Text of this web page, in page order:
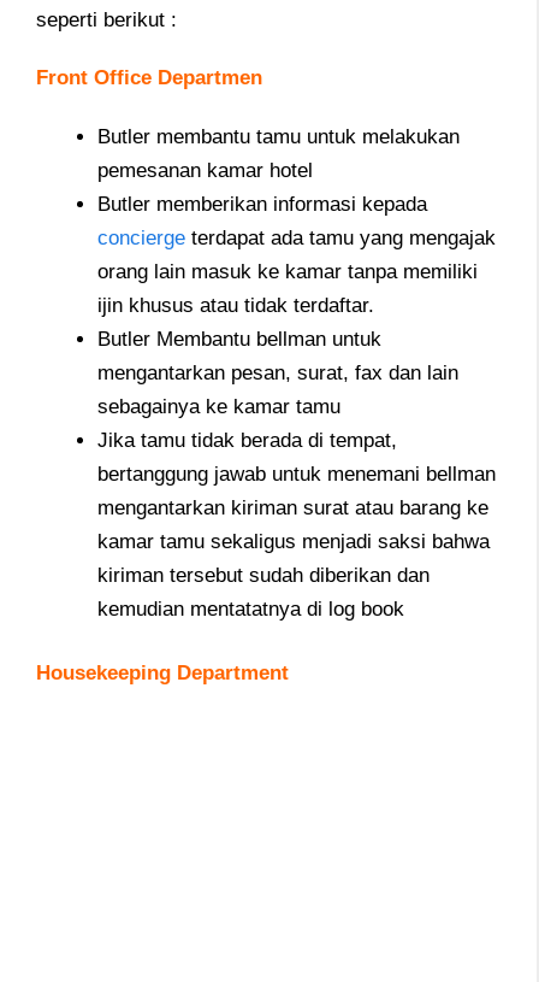
seperti berikut :
Front Office Departmen
Butler membantu tamu untuk melakukan
pemesanan kamar hotel
Butler memberikan informasi kepada
concierge terdapat ada tamu yang mengajak
orang lain masuk ke kamar tanpa memiliki
ijin khusus atau tidak terdaftar.
Butler Membantu bellman untuk
mengantarkan pesan, surat, fax dan lain
sebagainya ke kamar tamu
Jika tamu tidak berada di tempat,
bertanggung jawab untuk menemani bellman
mengantarkan kiriman surat atau barang ke
kamar tamu sekaligus menjadi saksi bahwa
kiriman tersebut sudah diberikan dan
kemudian mentatatnya di log book
Housekeeping Department